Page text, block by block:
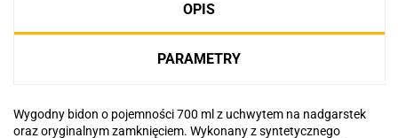
OPIS
PARAMETRY
Wygodny bidon o pojemności 700 ml z uchwytem na nadgarstek
oraz oryginalnym zamknięciem. Wykonany z syntetycznego